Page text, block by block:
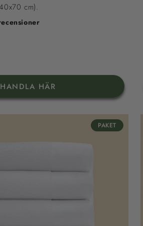
cm).
HANDLA HÄR
PAKET